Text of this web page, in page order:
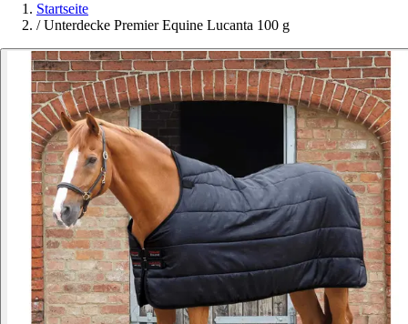
Startseite
/ Unterdecke Premier Equine Lucanta 100 g